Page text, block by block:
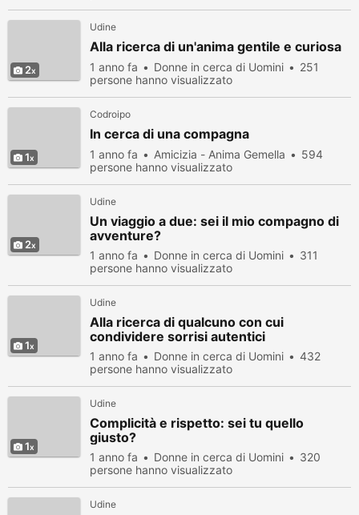
2
Udine
Alla ricerca di un'anima gentile e curiosa
1 anno fa Donne in cerca di Uomini
251
persone hanno visualizzato
1
Codroipo
In cerca di una compagna
1 anno fa Amicizia - Anima Gemella
594
persone hanno visualizzato
2
Udine
Un viaggio a due: sei il mio compagno di
avventure?
1 anno fa Donne in cerca di Uomini
311
persone hanno visualizzato
1
Udine
Alla ricerca di qualcuno con cui
condividere sorrisi autentici
1 anno fa Donne in cerca di Uomini
432
persone hanno visualizzato
1
Udine
Complicità e rispetto: sei tu quello
giusto?
1 anno fa Donne in cerca di Uomini
320
persone hanno visualizzato
Udine